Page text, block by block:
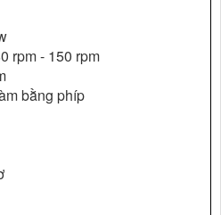
rpm - 150 rpm
bằng phíp